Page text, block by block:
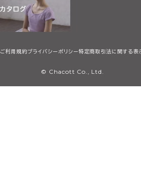
ご利用規約プライバシーポリシー特定商取引法に関する表
© Chacott Co., Ltd.